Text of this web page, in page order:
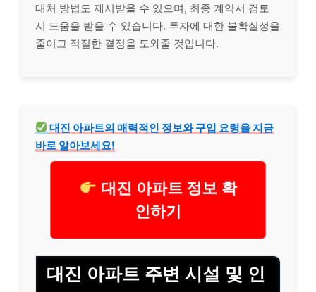
대처 방법도 제시받을 수 있으며, 최종 계약서 검토
시 도움을 받을 수 있습니다. 투자에 대한 불확실성을
줄이고 적절한 결정을 도와줄 것입니다.
대진 아파트의 매력적인 정보와 구입 요령을 지금
바로 알아보세요!
대진 아파트 정보 확
인하기
대진 아파트 주변 시설 및 인